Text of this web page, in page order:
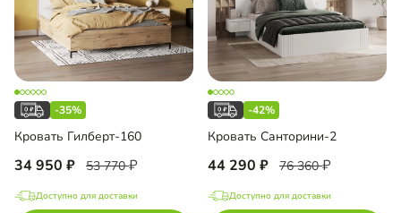
-35%
Кровать Гилберт-160
34 950 53 770
Доступно для доставки
-42%
Кровать Санторини-2
44 290 76 360
Доступно для доставки